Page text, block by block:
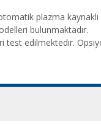
plazma
bulunmaktadır.
test edilmektedir.